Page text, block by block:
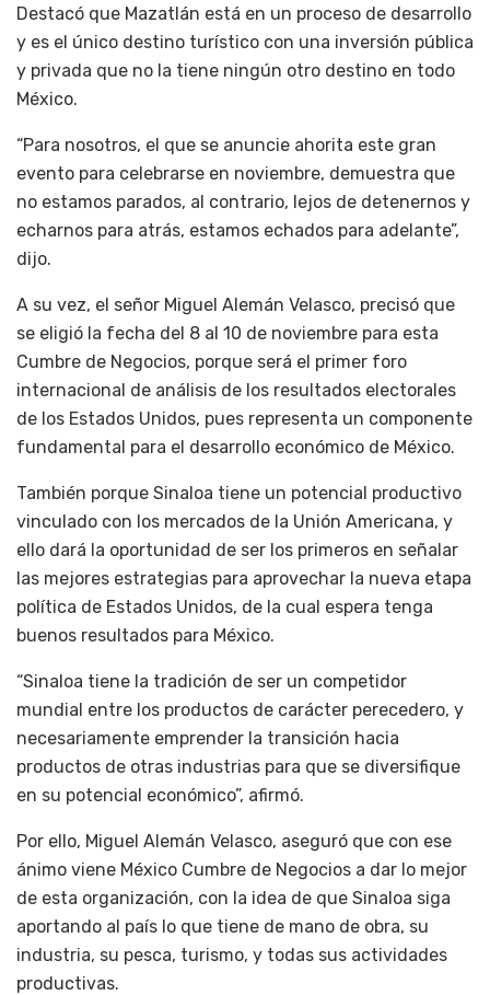
Destacó que Mazatlán está en un proceso de desarrollo
y es el único destino turístico con una inversión pública
y privada que no la tiene ningún otro destino en todo
México.
“Para nosotros, el que se anuncie ahorita este gran
evento para celebrarse en noviembre, demuestra que
no estamos parados, al contrario, lejos de detenernos y
echarnos para atrás, estamos echados para adelante”,
dijo.
A su vez, el señor Miguel Alemán Velasco, precisó que
se eligió la fecha del 8 al 10 de noviembre para esta
Cumbre de Negocios, porque será el primer foro
internacional de análisis de los resultados electorales
de los Estados Unidos, pues representa un componente
fundamental para el desarrollo económico de México.
También porque Sinaloa tiene un potencial productivo
vinculado con los mercados de la Unión Americana, y
ello dará la oportunidad de ser los primeros en señalar
las mejores estrategias para aprovechar la nueva etapa
política de Estados Unidos, de la cual espera tenga
buenos resultados para México.
“Sinaloa tiene la tradición de ser un competidor
mundial entre los productos de carácter perecedero, y
necesariamente emprender la transición hacia
productos de otras industrias para que se diversifique
en su potencial económico”, afirmó.
Por ello, Miguel Alemán Velasco, aseguró que con ese
ánimo viene México Cumbre de Negocios a dar lo mejor
de esta organización, con la idea de que Sinaloa siga
aportando al país lo que tiene de mano de obra, su
industria, su pesca, turismo, y todas sus actividades
productivas.